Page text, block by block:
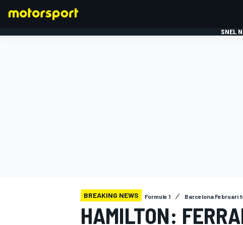
SNEL
BREAKING NEWS Formule 1 Barcelona Februari
HAMILTON: